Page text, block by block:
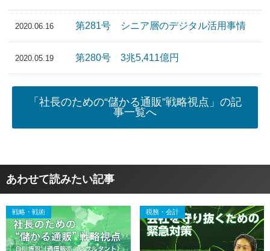
2020.06.16 第281号 シニア層のデジタル活用事情
2020.05.19 第280号 3兆5,411億円
「社長のための“儲かる通販”戦略視点」の記
事一覧へ
あわせて読みたい記事
戦略・戦術 税務・会計